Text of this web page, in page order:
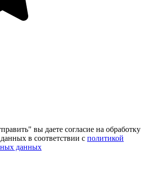
вы даете согласие на обработку
в соответствии с политикой
данных